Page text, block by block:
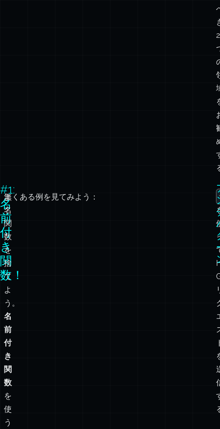
2
#1:
名
前
付
き
関
数！
無
名
関
数
を
捨
て
よ
う。
名
前
付
き
関
数
を
使
う
よくある例を見てみよう：